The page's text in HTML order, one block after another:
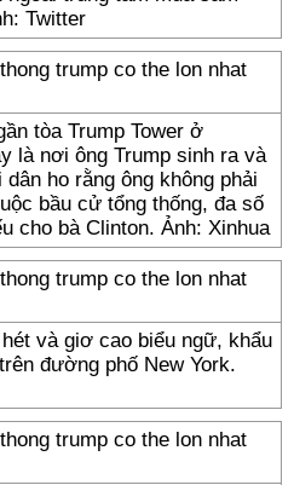
Twitter
tòa Trump Tower ở
là nơi ông Trump sinh ra và
ho rằng ông không phải
bầu cử tổng thống, đa số
cho bà Clinton. Ảnh: Xinhua
và giơ cao biểu ngữ, khẩu
đường phố New York.